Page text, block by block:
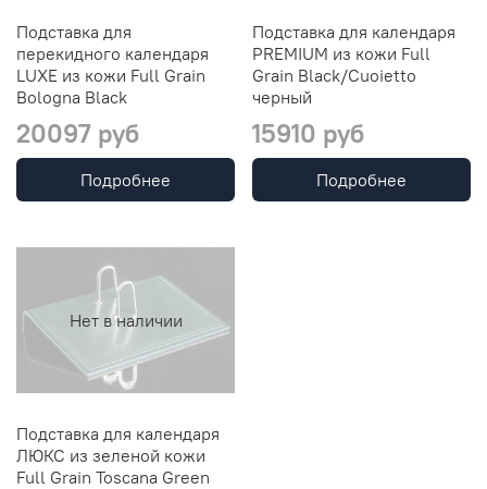
Подставка для
перекидного календаря
LUXE из кожи Full Grain
Bologna Black
20097 руб
Подробнее
Подставка для календаря
PREMIUM из кожи Full
Grain Black/Cuoietto
черный
15910 руб
Подробнее
Нет в наличии
Подставка для календаря
ЛЮКС из зеленой кожи
Full Grain Toscana Green